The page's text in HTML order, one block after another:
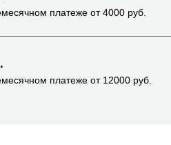
платеже от4000 руб.
платеже от 12000 руб.